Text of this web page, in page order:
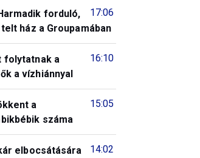
17:06
forduló,
ház a Groupamában
16:10
folytatnak a
a vízhiánnyal
15:05
a
száma
14:02
elbocsátására